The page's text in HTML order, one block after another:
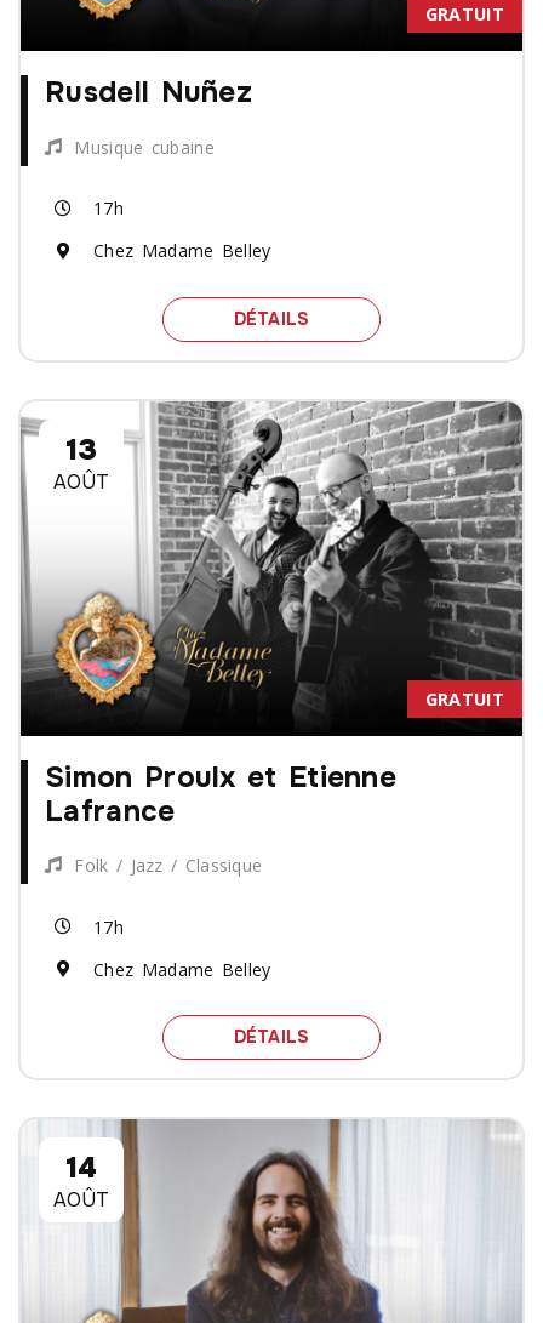
GRATUIT
Rusdell Nuñez
Musique cubaine
17h
Chez Madame Belley
DÉTAILS SPECTACLE RUSDELL
13
AOÛT
GRATUIT
Simon Proulx et Etienne
Lafrance
Folk / Jazz / Classique
17h
Chez Madame Belley
DÉTAILS SPECTACLE SIMON
14
AOÛT